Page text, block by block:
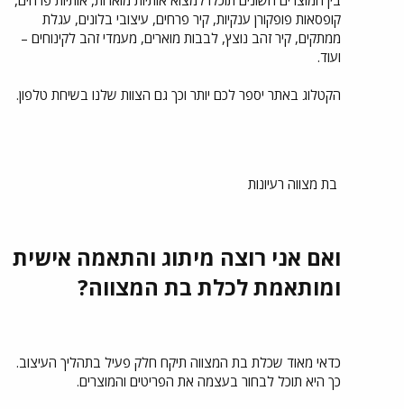
קופסאות פופקורן ענקיות, קיר פרחים, עיצובי בלונים, עגלת
ממתקים, קיר זהב נוצץ, לבבות מוארים, מעמדי זהב לקינוחים –
ועוד.
הקטלוג באתר יספר לכם יותר וכך גם הצוות שלנו בשיחת טלפון.
בת מצווה רעיונות
ואם אני רוצה מיתוג והתאמה אישית
ומותאמת לכלת בת המצווה?
כדאי מאוד שכלת בת המצווה תיקח חלק פעיל בתהליך העיצוב.
כך היא תוכל לבחור בעצמה את הפריטים והמוצרים.